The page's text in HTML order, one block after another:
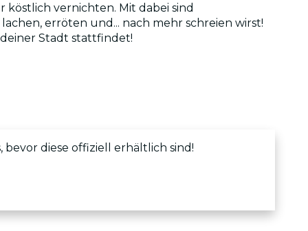
vernichten. Mit dabei sind
erröten und... nach mehr schreien wirst!
Stadt stattfindet!
diese offiziell erhältlich sind!